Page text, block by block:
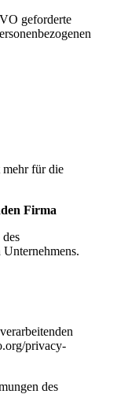
geforderte
mehr für die
Firma
Unternehmens.
privacy-
des